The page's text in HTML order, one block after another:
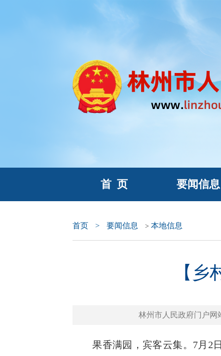
首 页 要闻信息
首页 > 要闻信息 > 本地信息
【
林州市人民政府门户网
果香满园，宾客云集。7月2日